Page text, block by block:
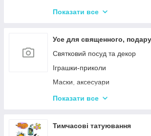
Дитячі парасольки
Показати все
Усе для священного,
Святковий посуд та декор
Іграшки-приколи
Маски, аксесуари
Повітряні кульки
Фоторамки і фотоальбоми
Показати все
Тимчасові татуювання